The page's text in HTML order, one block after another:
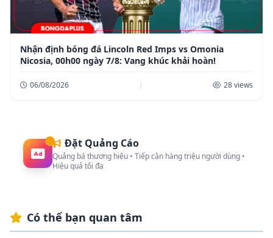
Nhận định bóng đá Lincoln Red Imps vs Omonia
Nicosia, 00h00 ngày 7/8: Vang khúc khải hoàn!
06/08/2026 | 28 views
Đặt Quảng Cáo
Quảng bá thương hiệu • Tiếp cận hàng triệu người dùng •
Hiệu quả tối đa
Có thể bạn quan tâm